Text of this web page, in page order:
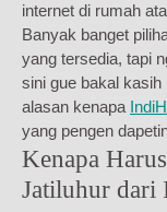
internet di rumah
Banyak banget
yang tersedia, tapi
sini gue bakal kasih
alasan kenapa
yang pengen
Kenapa
Jatiluhur dari